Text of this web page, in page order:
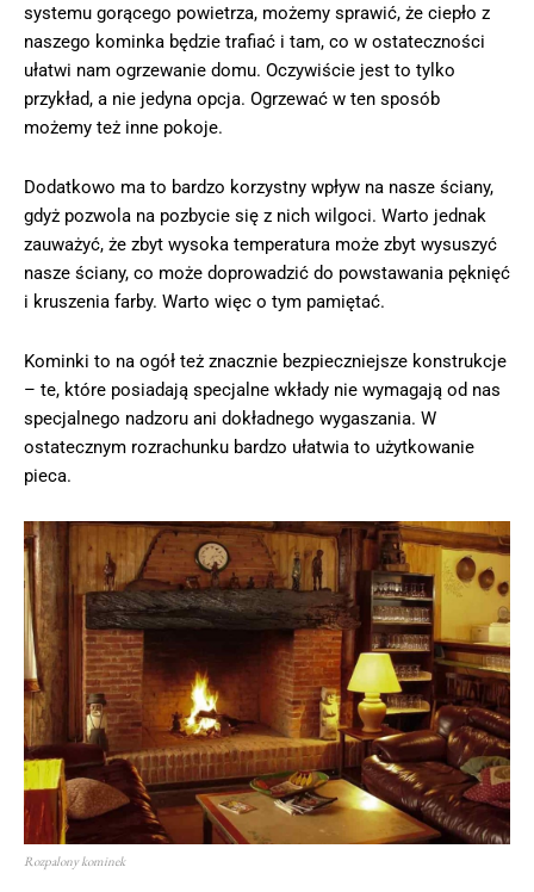
systemu gorącego powietrza, możemy sprawić, że ciepło z
naszego kominka będzie trafiać i tam, co w ostateczności
ułatwi nam ogrzewanie domu. Oczywiście jest to tylko
przykład, a nie jedyna opcja. Ogrzewać w ten sposób
możemy też inne pokoje.
Dodatkowo ma to bardzo korzystny wpływ na nasze ściany,
gdyż pozwola na pozbycie się z nich wilgoci. Warto jednak
zauważyć, że zbyt wysoka temperatura może zbyt wysuszyć
nasze ściany, co może doprowadzić do powstawania pęknięć
i kruszenia farby. Warto więc o tym pamiętać.
Kominki to na ogół też znacznie bezpieczniejsze konstrukcje
– te, które posiadają specjalne wkłady nie wymagają od nas
specjalnego nadzoru ani dokładnego wygaszania. W
ostatecznym rozrachunku bardzo ułatwia to użytkowanie
pieca.
Rozpalony kominek